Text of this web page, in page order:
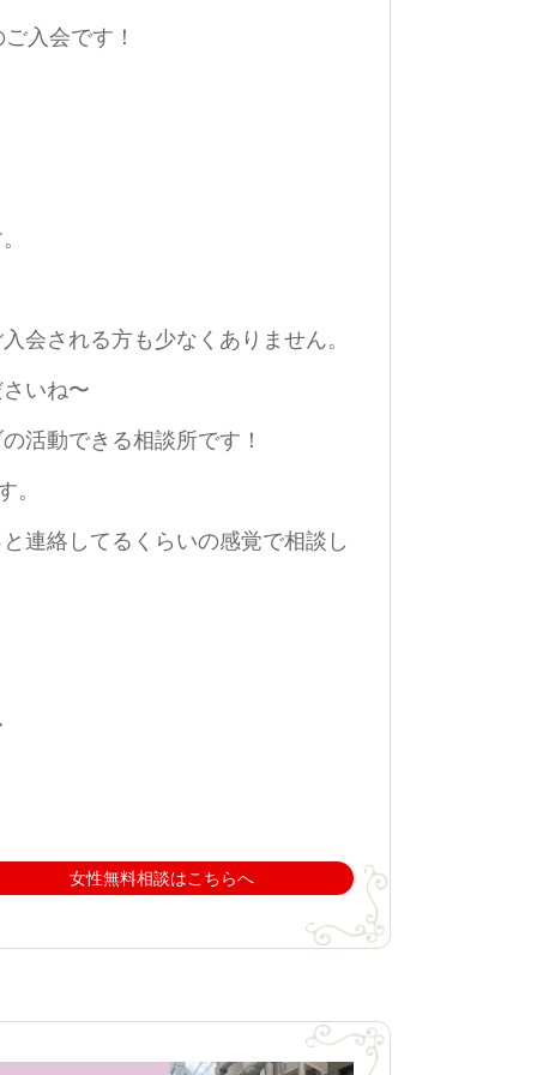
入会です！
会される方も少なくありません。
いね〜
活動できる相談所です！
。
連絡してるくらいの感覚で相談し
女性無料相談はこちらへ